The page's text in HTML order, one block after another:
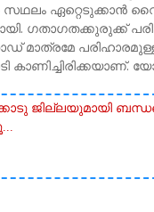
ഏറ്റെടുക്കാൻ
ഗതാഗതക്കുരുക്ക്
മാത്രമേ
ജില്ലയുമായി